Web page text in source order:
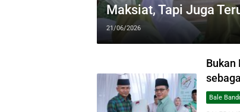
Maksiat, Tapi Juga
21/06/2026
Bukan
Bale